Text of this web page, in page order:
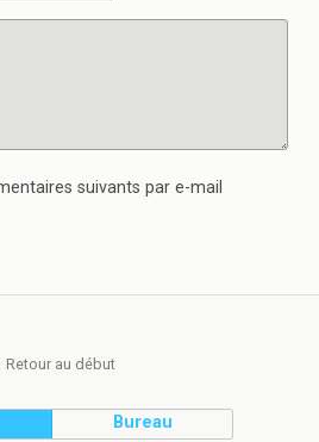
suivants par e-mail
Retour au début
Bureau